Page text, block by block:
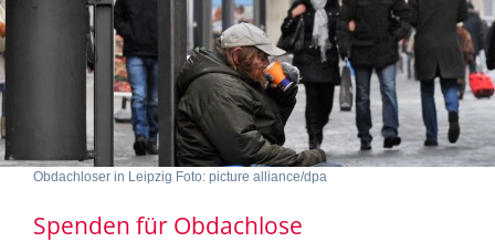
Obdachloser in Leipzig Foto: picture alliance/dpa
Spenden für Obdachlose